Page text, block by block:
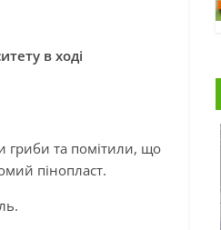
в ході
гриби та помітили, що
пінопласт.